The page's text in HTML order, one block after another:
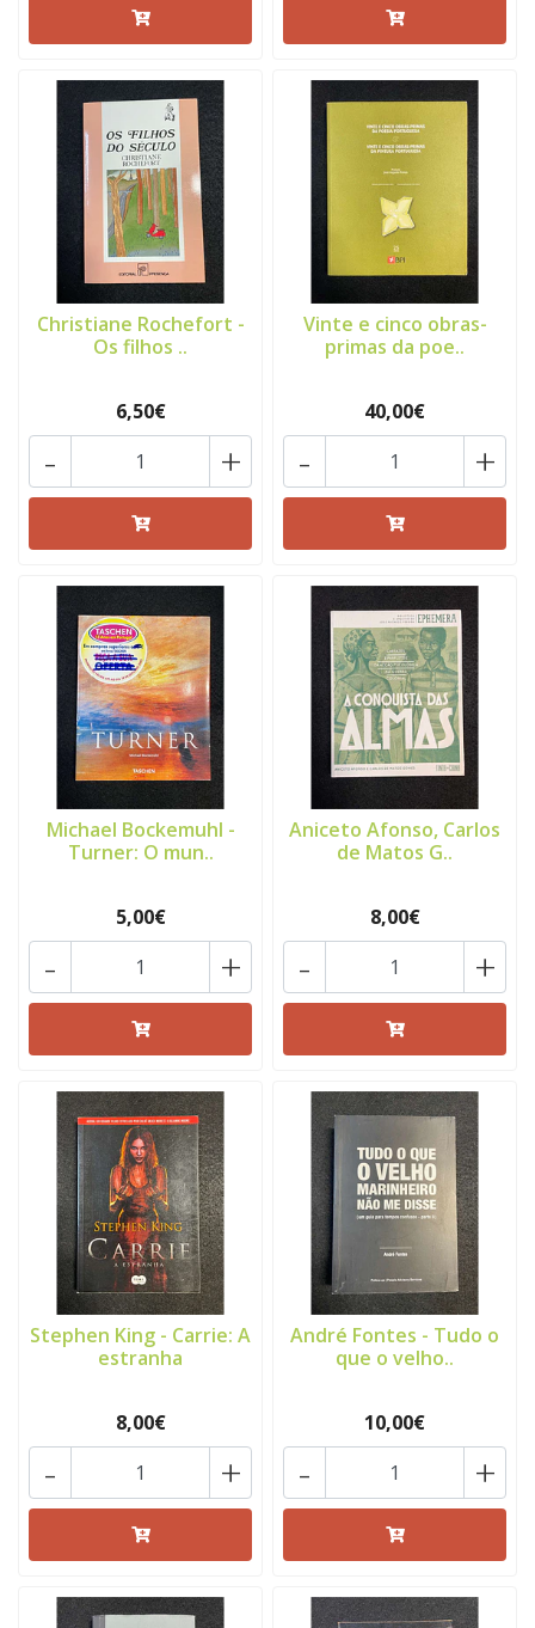
Christiane Rochefort -
Os filhos ..
6,50€
+
-
Vinte e cinco obras-
primas da poe..
40,00€
+
-
Michael Bockemuhl -
Turner: O mun..
5,00€
+
-
Aniceto Afonso, Carlos
de Matos G..
8,00€
+
-
Stephen King - Carrie: A
estranha
8,00€
+
-
André Fontes - Tudo o
que o velho..
10,00€
+
-